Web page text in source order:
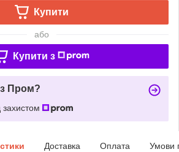
Купити
або
Купити з
Пром?
Доставка Оплата Умови